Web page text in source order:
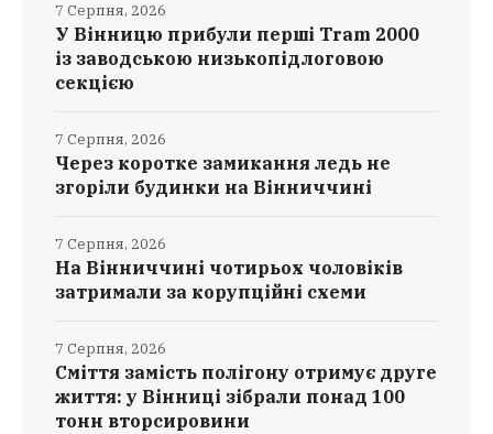
У Вінницю прибули перші Tram 2000
із заводською низькопідлоговою
секцією
7 Серпня, 2026
Через коротке замикання ледь не
згоріли будинки на Вінниччині
7 Серпня, 2026
На Вінниччині чотирьох чоловіків
затримали за корупційні схеми
7 Серпня, 2026
Сміття замість полігону отримує друге
життя: у Вінниці зібрали понад 100
тонн вторсировини
7 Серпня, 2026